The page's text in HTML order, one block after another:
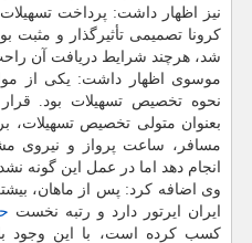
نیز اظهار داشت: پرداخت
کرونا تصمیمی تأثیرگذار و مثبت
شد، هرچند شرایط دریافت آن
موسوی اظهار داشت: یکی از
نحوه تخصیص تسهیلات بود.
بعنوان متولی تخصیص تسهیلات، بر
مسافر، ساعت پرواز و نیروی
انجام دهد اما در عمل این گونه
وی اضافه کرد: پس از ماهان،
ایران ایرتور دارد و رتبه نخست